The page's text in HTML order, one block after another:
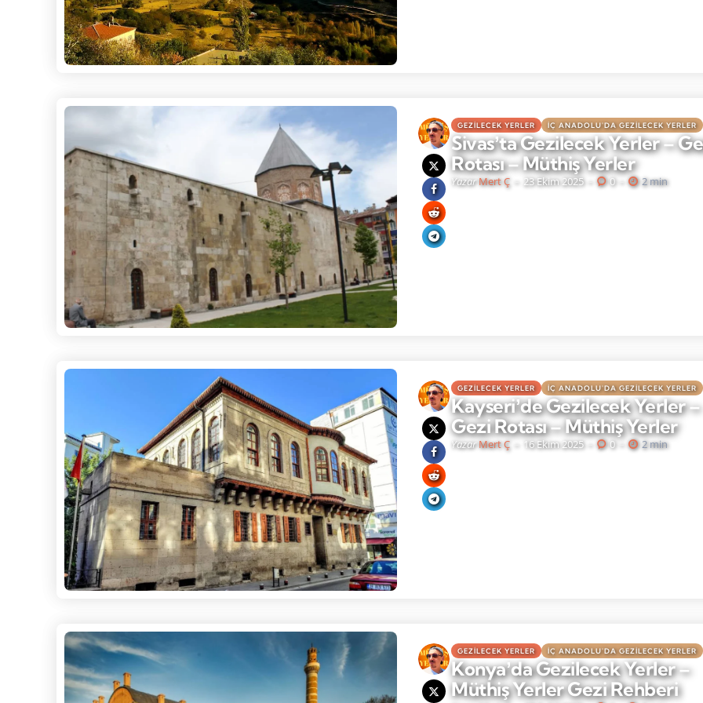
GEZILECEK YERLER İÇ ANADOLU'DA GEZILECEK YERLER
Sivasʼta Gezilecek Yerler –
Rotası – Müthiş Yerler
YazarMert Ç 23 Ekim 2025 0 2 min
GEZILECEK YERLER İÇ ANADOLU'DA GEZILECEK YERLER
Kayseriʼde Gezilecek Yerler –
Gezi Rotası – Müthiş Yerler
Yazar Mert Ç 16 Ekim 2025 0 2 min
GEZILECEK YERLER İÇ ANADOLU'DA GEZILECEK YERLER
Konyaʼda Gezilecek Yerler –
Müthiş Yerler Gezi Rehberi